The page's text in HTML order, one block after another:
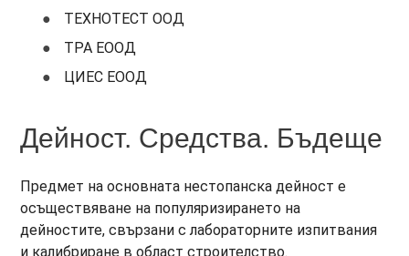
ТЕХНОТЕСТ ООД
ТРА ЕООД
ЦИЕС ЕООД
Дейност. Средства. Бъдеще
Предмет на основната нестопанска дейност е
осъществяване на популяризирането на
дейностите, свързани с лабораторните изпитвания
и калибриране в област строителство.